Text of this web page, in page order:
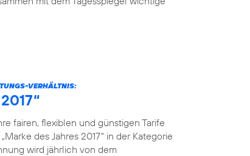
VERHÄLTNIS:
fairen, flexiblen und günstigen Tarife
des Jahres 2017“ in der Kategorie
wird jährlich von dem